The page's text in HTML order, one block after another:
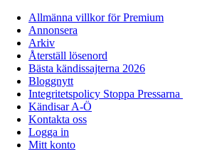
Allmänna villkor för Premium
Annonsera
Arkiv
Återställ lösenord
Bästa kändissajterna 2026
Bloggnytt
Integritetspolicy Stoppa Pressarna
Kändisar A-Ö
Kontakta oss
Logga in
Mitt konto